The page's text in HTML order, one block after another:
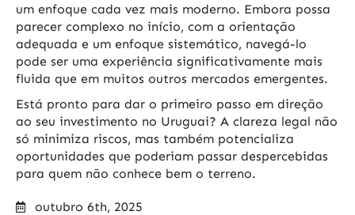
um enfoque cada vez mais moderno. Embora possa
parecer complexo no início, com a orientação
adequada e um enfoque sistemático, navegá-lo
pode ser uma experiência significativamente mais
fluida que em muitos outros mercados emergentes.
Está pronto para dar o primeiro passo em direção
ao seu investimento no Uruguai? A clareza legal não
só minimiza riscos, mas também potencializa
oportunidades que poderiam passar despercebidas
para quem não conhece bem o terreno.
outubro 6th, 2025